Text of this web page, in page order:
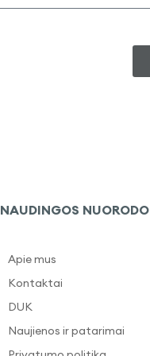
NAUDINGOS
Apie mus
Kontaktai
DUK
Naujienos ir patarimai